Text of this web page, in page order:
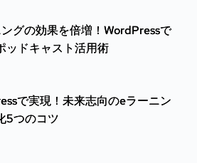
グの効果を倍増！WordPressで
ッドキャスト活用術
で実現！未来志向のeラーニン
5つのコツ